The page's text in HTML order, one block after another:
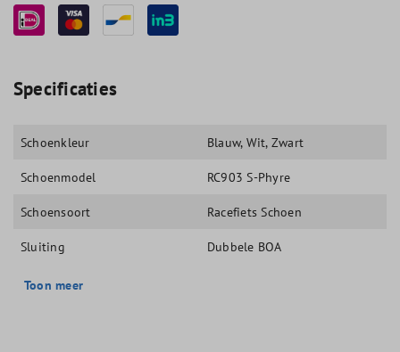
Specificaties
Schoenkleur Blauw, Wit, Zwart
Schoenmodel RC903 S-Phyre
Schoensoort Racefiets Schoen
Sluiting Dubbele BOA
Toon meer